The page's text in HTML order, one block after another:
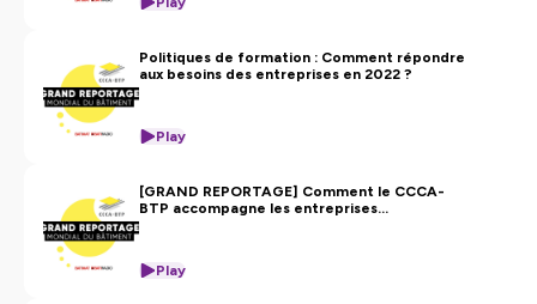
Politiques de formation : Comment répondre
aux besoins des entreprises en 2022 ?
Play
[GRAND REPORTAGE] Comment le CCCA-
BTP accompagne les entreprises
Play